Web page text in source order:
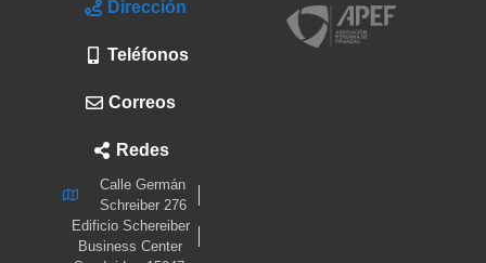
Dirección
Teléfonos
Correos
Redes
Calle Germán
Schreiber 276
Edificio Schereiber
Business Center